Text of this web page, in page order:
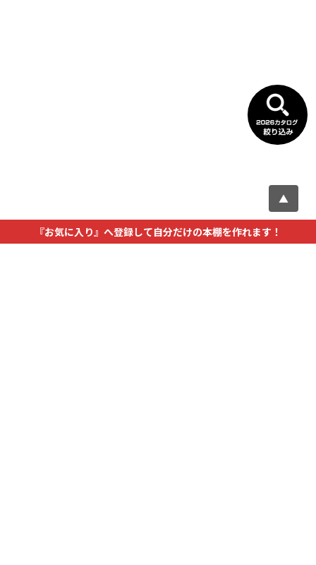
▲
『お気に入り』へ登録して自分だけの本棚を作れます！